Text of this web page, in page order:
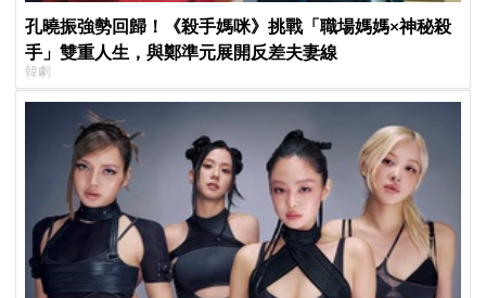
孔曉振強勢回歸！《殺手媽咪》挑戰「職場媽媽×神秘殺
手」雙重人生，與鄭準元展開反差夫妻線
韓劇